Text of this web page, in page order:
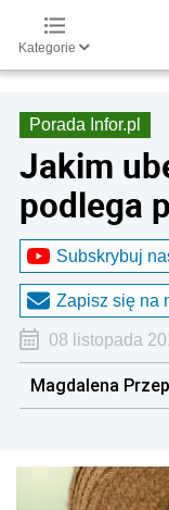
Kategorie
Porada Infor.pl
Jakim
podlega
Subskrybuj
Zapisz się na
08 listopada
Magdalena